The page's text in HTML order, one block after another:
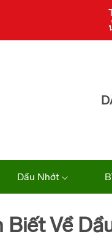
Dầu Nhớt
Về